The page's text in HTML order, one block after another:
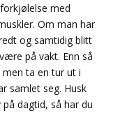
med
Om man har
og samtidig blitt
på vakt. Enn så
men ta en tur ut i
samlet seg. Husk
dagtid, så har du